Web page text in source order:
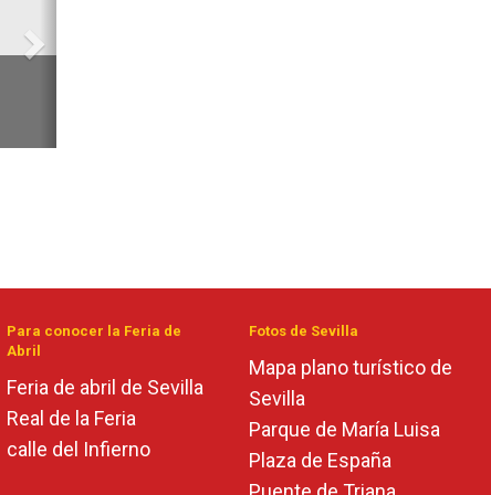
Para conocer la Feria de
Abril
Feria de abril de Sevilla
Real de la Feria
calle del Infierno
Fotos de Sevilla
Mapa plano turístico de
Sevilla
Parque de María Luisa
Plaza de España